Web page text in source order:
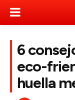
6
eco-
huella